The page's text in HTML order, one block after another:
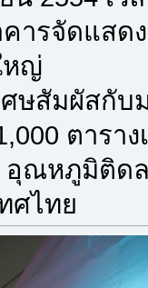
ารจัดแสด
หญ่
ศษสัมผัสกับ
ตารา
อุณหภูมิติด
ศไทย